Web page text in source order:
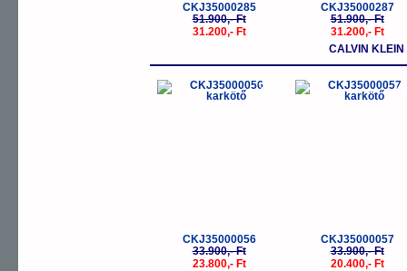
CKJ35000285
51.900,- Ft
31.200,- Ft
CKJ35000287
51.900,- Ft
31.200,- Ft
CALVIN KLEIN
-30%
CKJ35000056
33.900,- Ft
23.800,- Ft
-
CKJ35000057
33.900,- Ft
20.400,- Ft